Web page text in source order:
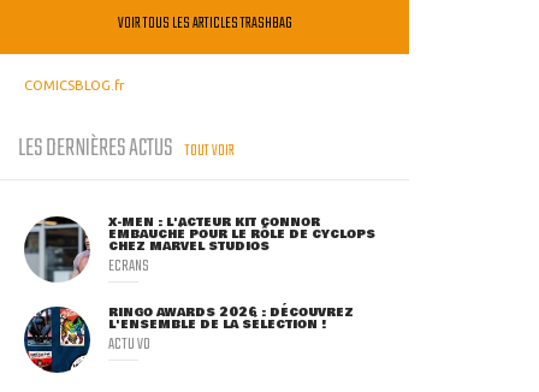
VOIR TOUS LES ARTICLES TRASHBAG
COMICSBLOG.fr
LES DERNIÈRES ACTUS TOUT VOIR
X-MEN : L'ACTEUR KIT CONNOR
EMBAUCHÉ POUR LE RÔLE DE CYCLOPS
CHEZ MARVEL STUDIOS
ECRANS
RINGO AWARDS 2026 : DÉCOUVREZ
L'ENSEMBLE DE LA SÉLECTION !
ACTU VO